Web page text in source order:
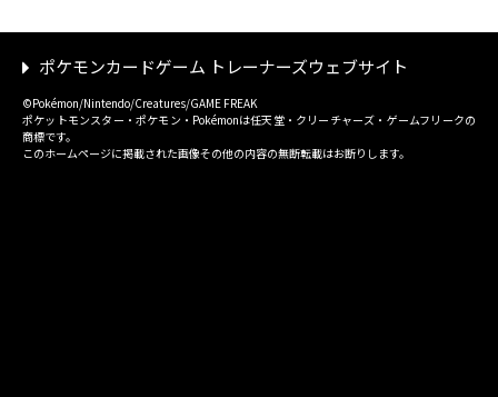
ポケモンカードゲーム トレーナーズウェブサイト
©Pokémon/Nintendo/Creatures/GAME FREAK
ポケットモンスター・ポケモン・Pokémonは任天堂・クリーチャーズ・ゲームフリークの
商標です。
このホームページに掲載された画像その他の内容の無断転載はお断りします。